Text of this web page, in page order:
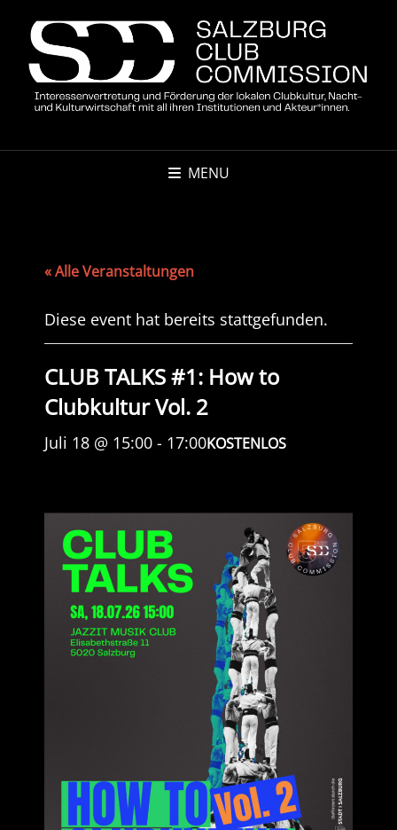
MENU
« Alle Veranstaltungen
Diese event hat bereits stattgefunden.
CLUB TALKS #1: How to
Clubkultur Vol. 2
Juli 18 @ 15:00 - 17:00KOSTENLOS